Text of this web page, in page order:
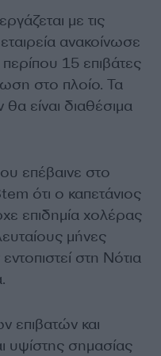
με τις
ανακοίνωσε
περίπου 15 επιβάτες
στο πλοίο. Τα
είναι διαθέσιμα
επέβαινε στο
ότι ο καπετάνιος
επιδημία χολέρας
μήνες
στη Νότια
επιβατών και
υψίστης σημασίας